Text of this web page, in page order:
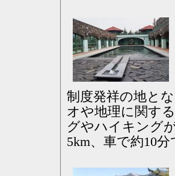
制度発祥の地と
オや地理に関す
グやハイキング
5km、車で約10分